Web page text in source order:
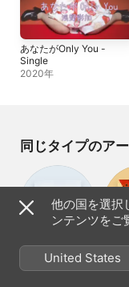
あなたがOnly You -
Single
2020年
同じタイプのア
Ibiza Chillout
Trio
他の国を選択
ンテンツをご
United States